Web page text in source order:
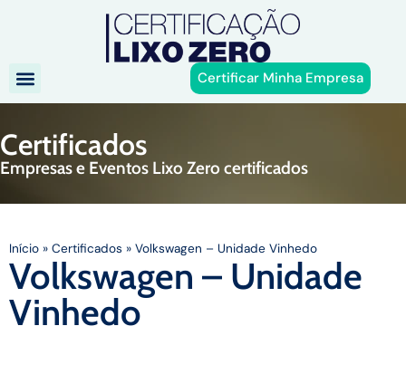
Certificar Minha Empresa
Certificados
Empresas e Eventos Lixo Zero certificados
Início » Certificados » Volkswagen – Unidade Vinhedo
Volkswagen – Unidade
Vinhedo